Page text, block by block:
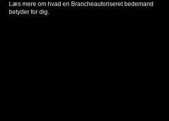
Læs mere om hvad en Brancheautoriseret bedemand
betyder for dig.